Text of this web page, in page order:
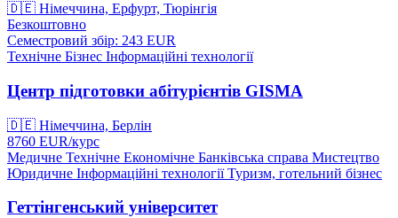
🇩🇪 Німеччина, Ерфурт, Тюрінгія
Безкоштовно
Семестровий збір: 243 EUR
Технічне Бізнес Інформаційні технології
Центр підготовки абітурієнтів GISMA
🇩🇪 Німеччина, Берлін
8760 EUR/курс
Медичне Технічне Економічне Банківська справа Мистецтво
Юридичне Інформаційні технології Туризм, готельний бізнес
Геттінгенський університет